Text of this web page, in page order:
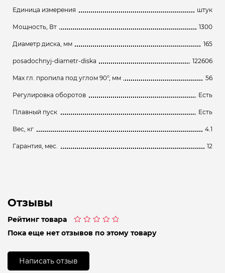
Единица измерения штук
Мощность, Вт 1300
Диаметр диска, мм 165
posadochnyj-diametr-diska 122606
Max гл. пропила под углом 90°, мм 56
Регулировка оборотов Есть
Плавный пуск Есть
Вес, кг 4.1
Гарантия, мес. 12
Отзывы
Рейтинг товара
0
Пока еще нет отзывов по этому товару
Написать отзыв